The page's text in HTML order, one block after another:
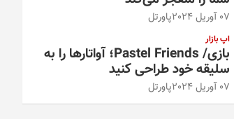
07 آوریل 2024 پاورتل
اپ بازار
بازی/ Pastel Friends؛ آواتارها را به
سلیقه خود طراحی کنید
07 آوریل 2024 پاورتل